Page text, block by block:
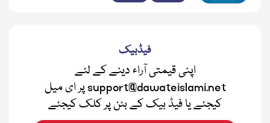
فیڈبیک
اپنی قیمتی آراء دینے کے لئے
support@dawateislami.net پر ای میل
کیجئے یا فیڈ بیک کے بٹن پر کلک کیجئے